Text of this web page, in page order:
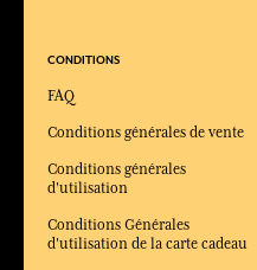
CONDITIONS
FAQ
Conditions générales de vente
Conditions générales
d'utilisation
Conditions Générales
d'utilisation de la carte cadeau